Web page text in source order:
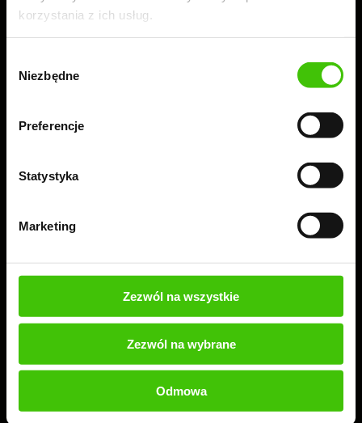
korzystania z ich usług.
zgody
Niezbędne
Preferencje
Statystyka
Marketing
Zezwól na wszystkie
Zezwól na wybrane
Odmowa
Zamów 100% bezpłatny audyt + ebook
Przeprowadzimy bezpłatny audyt Twojej strony lub
sklepu, a Ty dowiesz się, co warto wdrożyć, aby
skutecznie rozwijać swoją firmę.
ZAMÓW BEZPŁATNY AUDYT